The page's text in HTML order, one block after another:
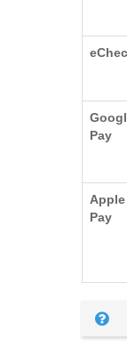
Pay
Apple
Pay